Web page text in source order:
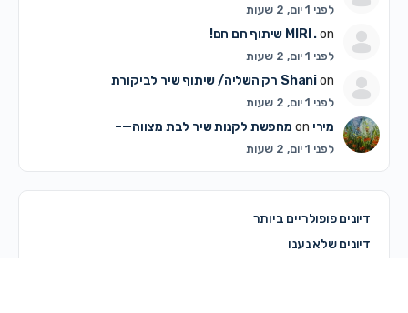
לפני 1 יום, 2 שעות
MIRI .on שיתוף חם חם!
לפני 1 יום, 2 שעות
Shanion רק השליה/ שיתוף שיר לביקורת
לפני 1 יום, 2 שעות
מיריon מחפשת לקנות שיר לבת מצווה—–
לפני 1 יום, 2 שעות
דיונים פופולריים ביותר
דיונים שלא נענו